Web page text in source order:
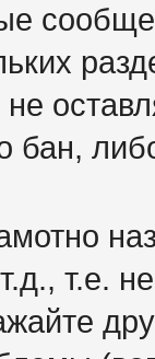
бан,
т.е.